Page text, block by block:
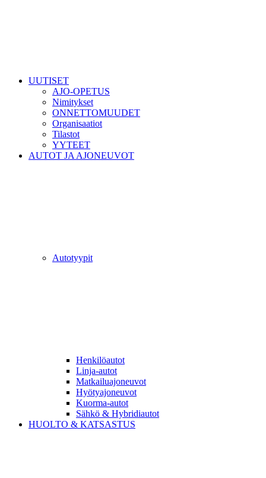
UUTISET
AJO-OPETUS
Nimitykset
ONNETTOMUUDET
Organisaatiot
Tilastot
YYTEET
AUTOT JA AJONEUVOT
Autotyypit
Henkilöautot
Linja-autot
Matkailuajoneuvot
Hyötyajoneuvot
Kuorma-autot
Sähkö & Hybridiautot
HUOLTO & KATSASTUS